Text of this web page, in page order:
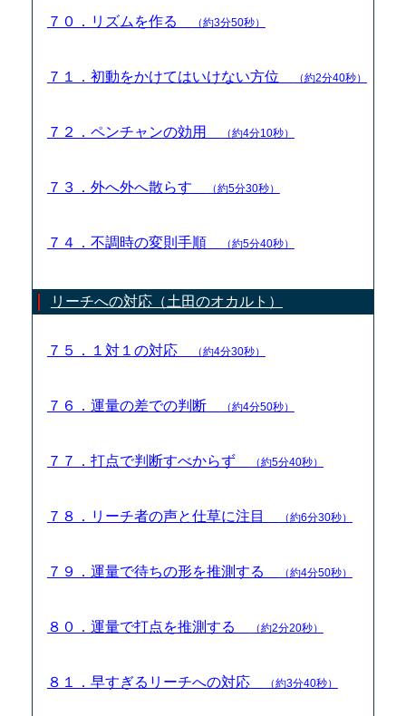
７０．リズムを作る （約3分50秒）
７１．初動をかけてはいけない方位 （約2分40秒）
７２．ペンチャンの効用 （約4分10秒）
７３．外へ外へ散らす （約5分30秒）
７４．不調時の変則手順 （約5分40秒）
リーチへの対応（土田のオカルト）
７５．１対１の対応 （約4分30秒）
７６．運量の差での判断 （約4分50秒）
７７．打点で判断すべからず （約5分40秒）
７８．リーチ者の声と仕草に注目 （約6分30秒）
７９．運量で待ちの形を推測する （約4分50秒）
８０．運量で打点を推測する （約2分20秒）
８１．早すぎるリーチへの対応 （約3分40秒）